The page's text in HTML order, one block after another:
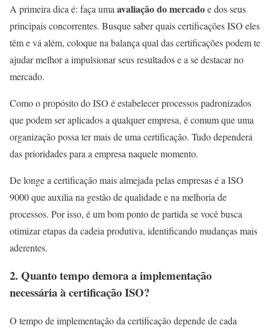
A primeira dica é: faça uma avaliação do mercadoe dos seus
principais concorrentes. Busque saber quais certificações ISO eles
têm e vá além, coloque na balança qual das certificações podem te
ajudar melhor a impulsionar seus resultados e a se destacar no
mercado.
Como o propósito do ISO é estabelecer processos padronizados
que podem ser aplicados a qualquer empresa, é comum que uma
organização possa ter mais de uma certificação. Tudo dependerá
das prioridades para a empresa naquele momento.
De longe a certificação mais almejada pelas empresas é a ISO
9000 que auxilia na gestão de qualidade e na melhoria de
processos. Por isso, é um bom ponto de partida se você busca
otimizar etapas da cadeia produtiva, identificando mudanças mais
aderentes.
2. Quanto tempo demora a implementação
necessária à certificação ISO?
O tempo de implementação da certificação depende de cada